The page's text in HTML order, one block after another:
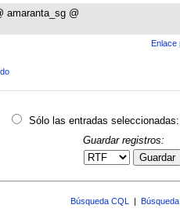
amaranta_sg @
Enlace
Sólo las entradas seleccionadas:
Guardar registros:
Guardar
Búsqueda CQL